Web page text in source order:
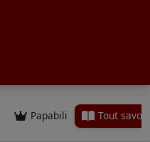
Papabili Tout savoir